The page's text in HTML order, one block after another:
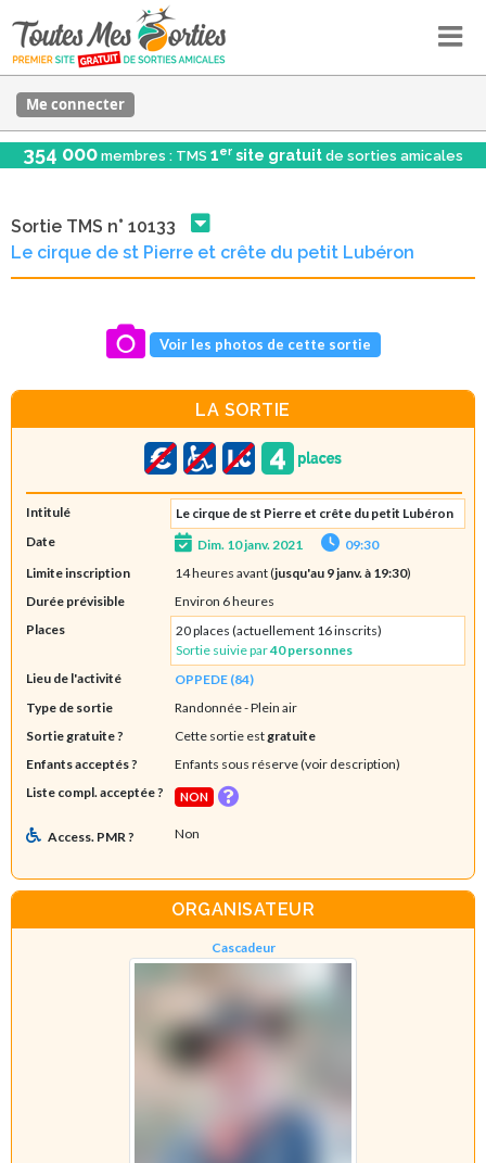
Me connecter
354 000 membres : TMS 1er site gratuit de sorties amicales
Sortie TMS n° 10133
Le cirque de st Pierre et crête du petit Lubéron
Voir les photos de cette sortie
LA SORTIE
Intitulé
Le cirque de st Pierre et crête du petit Lubéron
Date
Dim. 10 janv. 2021
09:30
Limite inscription
14 heures avant (jusqu'au 9 janv. à 19:30)
Durée prévisible
Environ 6 heures
Places
20 places (actuellement 16 inscrits)
Sortie suivie par40 personnes
Lieu de l'activité
OPPEDE (84)
Type de sortie
Randonnée- Plein air
Sortie gratuite ?
Cette sortie est gratuite
Enfants acceptés ?
Enfants sous réserve (voir description)
Liste compl. acceptée ?
NON
Access. PMR ? Non
ORGANISATEUR
Cascadeur